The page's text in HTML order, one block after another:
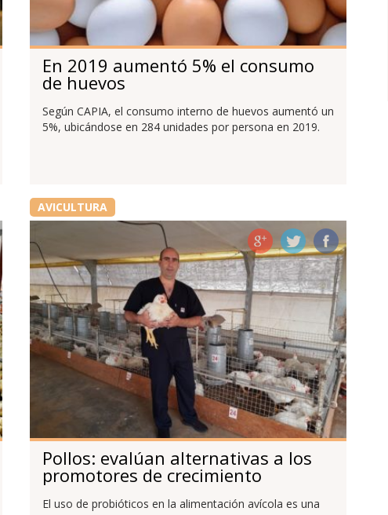
En 2019 aumentó 5% el consumo
de huevos
Según CAPIA, el consumo interno de huevos aumentó un
5%, ubicándose en 284 unidades por persona en 2019.
AVICULTURA
Pollos: evalúan alternativas a los
promotores de crecimiento
El uso de probióticos en la alimentación avícola es una